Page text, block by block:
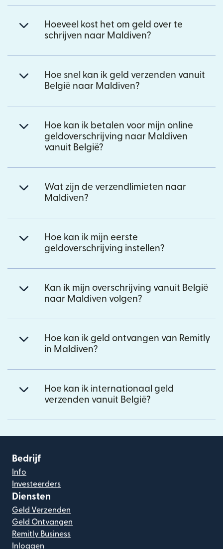
Hoeveel kost het om geld over te
schrijven naar Maldiven?
Hoe snel kan ik geld verzenden vanuit
België naar Maldiven?
Hoe kan ik betalen voor mijn online
geldoverschrijving naar Maldiven
vanuit België?
Wat zijn de verzendlimieten naar
Maldiven?
Hoe kan ik mijn eerste
geldoverschrijving instellen?
Kan ik mijn overschrijving vanuit België
naar Maldiven volgen?
Hoe kan ik geld ontvangen van Remitly
in Maldiven?
Hoe kan ik internationaal geld
verzenden vanuit België?
Bedrijf
Info
Investeerders
Diensten
Geld Verzenden
Geld Ontvangen
Remitly Business
Inloggen